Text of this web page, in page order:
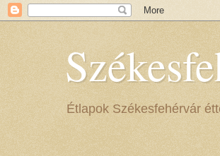
Étlapok Székesfehérvár